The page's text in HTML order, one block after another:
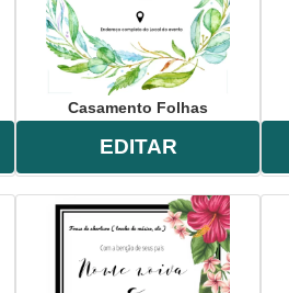
Casamento Folhas
EDITAR